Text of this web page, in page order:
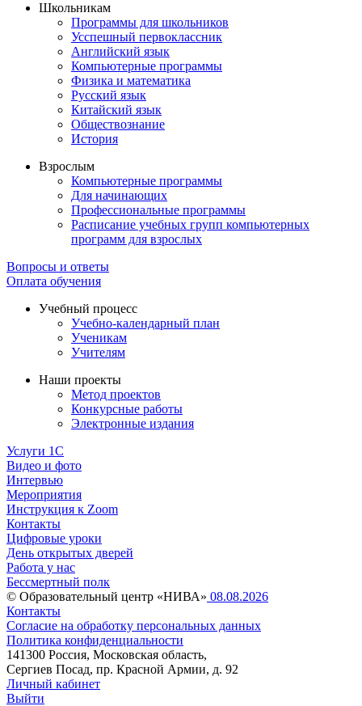
Школьникам
Программы для школьников
Усспешный первоклассник
Английский язык
Компьютерные программы
Физика и математика
Русский язык
Китайский язык
Обществознание
История
Взрослым
Компьютерные программы
Для начинающих
Профессиональные программы
Расписание учебных групп компьютерных
программ для взрослых
Вопросы и ответы
Оплата обучения
Учебный процесс
Учебно-календарный план
Ученикам
Учителям
Наши проекты
Метод проектов
Конкурсные работы
Электронные издания
Услуги 1C
Видео и фото
Интервью
Мероприятия
Инструкция к Zoom
Контакты
Цифровые уроки
День открытых дверей
Работа у нас
Бессмертный полк
© Образовательный центр «НИВА» 08.08.2026
Контакты
Согласие на обработку персональных данных
Политика конфиденциальности
141300 Россия, Московская область,
Сергиев Посад, пр. Красной Армии, д. 92
Личный кабинет
Выйти